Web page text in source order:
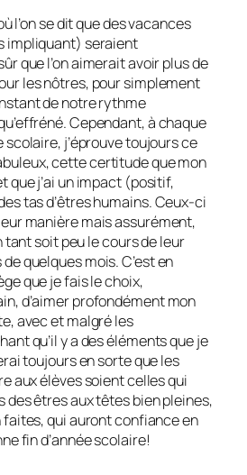
l’on se dit que des vacances
impliquant) seraient
que l’on aimerait avoir plus de
les nôtres, pour simplement
de notre rythme
Cependant, à chaque
scolaire, j’éprouve toujours ce
cette certitude que mon
que j’ai un impact (positif,
tas d’êtres humains. Ceux-ci
manière mais assurément,
tant soit peu le cours de leur
quelques mois. C’est en
que je fais le choix,
d’aimer profondément mon
avec et malgré les
qu’il y a des éléments que je
toujours en sorte que les
aux élèves soient celles qui
des êtres aux têtes bien pleines,
faites, qui auront confiance en
fin d’année scolaire!